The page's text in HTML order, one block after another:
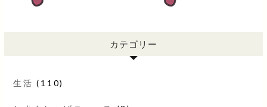
カテゴリー
生活 (110)